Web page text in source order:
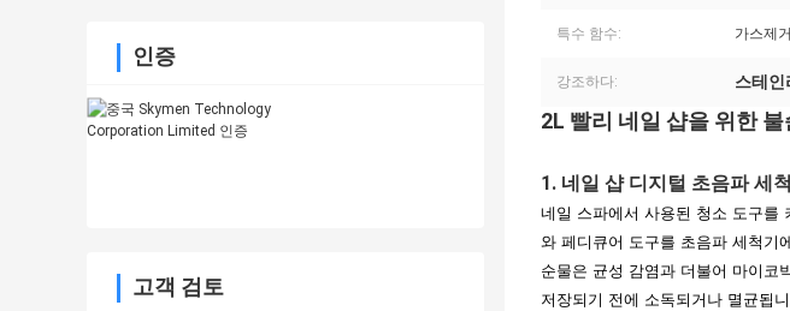
인증
고객 검토
특수 함수: 가스제거
강조하다: 스테인
2L 빨리 네일 샵을 위한
1. 네일 샵 디지털 초음파 세척
네일 스파에서 사용된 청소 도구를
와 페디큐어 도구를 초음파 세척기
순물은 균성 감염과 더불어 마이코
저장되기 전에 소독되거나 멸균됩